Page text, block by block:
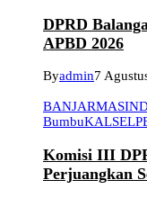
DPRD
APBD 2026
Byadmin7
BANJARMASIN
BumbuKALSEL
Komisi III
Perjuangkan